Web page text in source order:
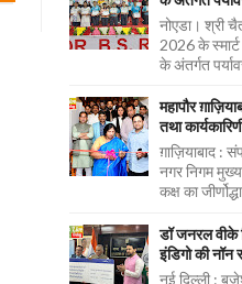
नोएडा। श्री
2026 के स्मार्ट
के अंतर्गत
महापौर
तथा
ग़ाज़ियाबाद :
नगर निगम
कक्ष का
डॉ जनरल वीके
इंडिगो की नॉन
नई दिल्ली :